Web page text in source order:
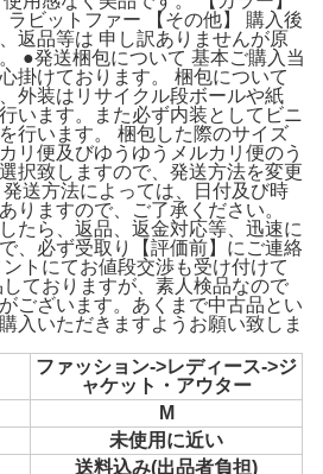
ビットファー 【その他】 購入後
返品等は 申し訳ありませんが原
●発送梱包について 基本ご購入当
掛けております。 梱包について
外装はリサイクル段ボールや紙
います。また必ず内装としてビニ
行います。 梱包した際のサイズ
リ便及びゆうゆうメルカリ便のう
択致しますので、発送方法を変更
送方法によっては、日付及び時
りますので、ご了承ください。
たら、返品、返金対応等、迅速に
、必ず受取り【評価前】にご連絡
トにてお値段交渉も受け付けて
ておりますが、素人検品なので
ございます。あくまで中古品とい
入いただきますようお願い致しま
ファッション->レディース->ジ
ャケット・アウター
M
未使用に近い
送料込み(出品者負担)